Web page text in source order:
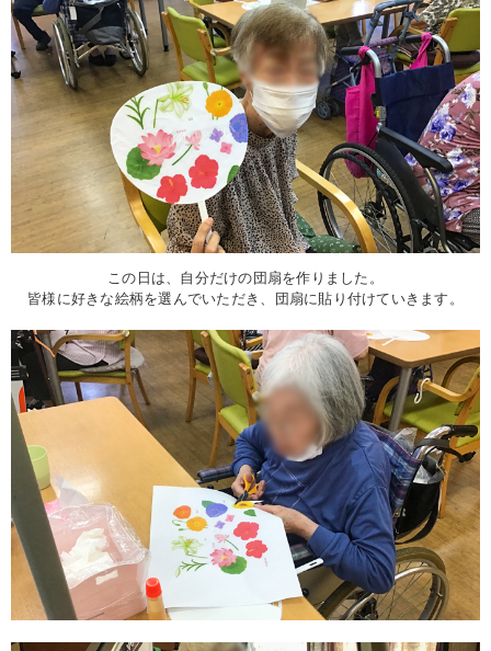
この日は、自分だけの団扇を作りました。
皆様に好きな絵柄を選んでいただき、団扇に貼り付けていきます。